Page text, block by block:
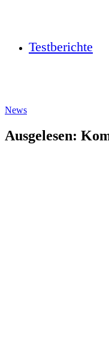
Testberichte
News
Ausgelesen: